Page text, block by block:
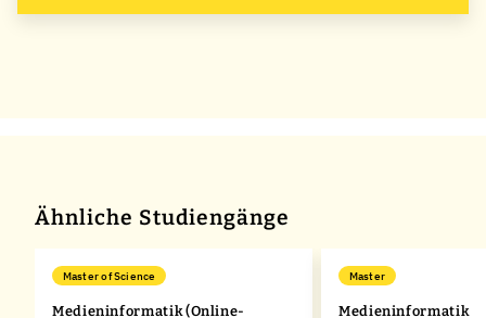
Ähnliche Studiengänge
Master of Science
Medieninformatik (Online-
Master
Medieninformatik